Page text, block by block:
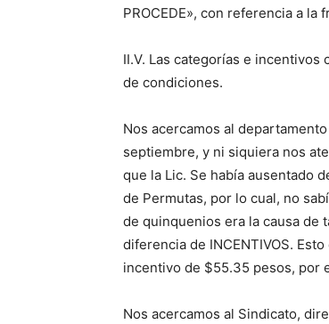
PROCEDE», con referencia a
II.V. Las categorías e
de condiciones.
Nos acercamos al
septiembre, y ni siquiera nos
que la Lic. Se había ausentado
de Permutas, por lo cual, no
de quinquenios era la causa de
diferencia de INCENTIVOS.
incentivo de $55.35 pesos, por
Nos acercamos al Sindicato,